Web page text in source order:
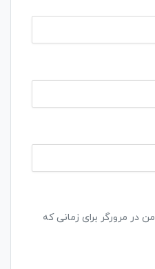
در مرورگر برای زمانی که